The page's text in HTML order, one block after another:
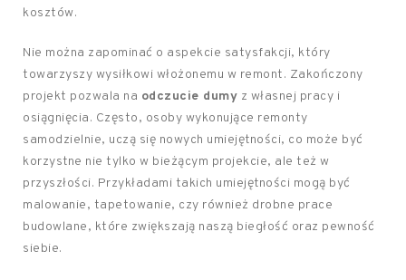
kosztów.
Nie można zapominać o aspekcie satysfakcji, który
towarzyszy wysiłkowi włożonemu w remont. Zakończony
projekt pozwala na odczucie dumy z własnej pracy i
osiągnięcia. Często, osoby wykonujące remonty
samodzielnie, uczą się nowych umiejętności, co może być
korzystne nie tylko w bieżącym projekcie, ale też w
przyszłości. Przykładami takich umiejętności mogą być
malowanie, tapetowanie, czy również drobne prace
budowlane, które zwiększają naszą biegłość oraz pewność
siebie.